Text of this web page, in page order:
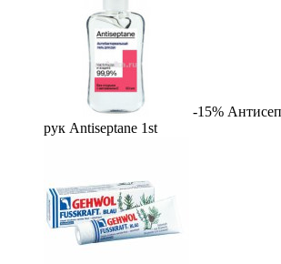
-15%
рук Antiseptane 1st